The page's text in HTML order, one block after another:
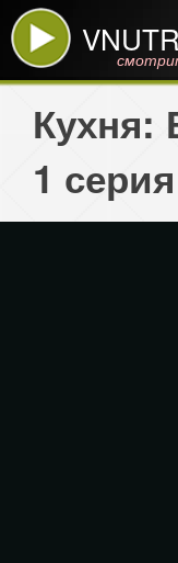
Кухня:
1